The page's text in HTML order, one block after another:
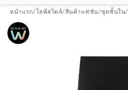
หน้าแรก/ไลฟ์สไตล์/สินค้าแฟชัน/ชุดชั้นใน/